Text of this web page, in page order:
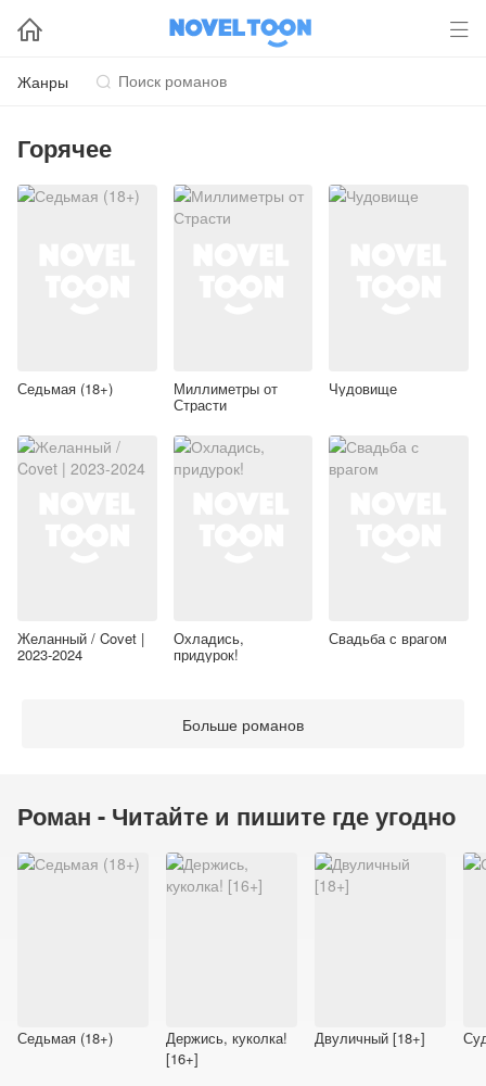
 
Жанры 
Горячее
Седьмая (18+) Миллиметры от
Страсти
Чудовище
Желанный / Covet |
2023-2024
Охладись,
придурок!
Свадьба с врагом
Больше романов
Роман - Читайте и пишите где угодно
Седьмая (18+)
Держись, куколка!
[16+]
Двуличный [18+]